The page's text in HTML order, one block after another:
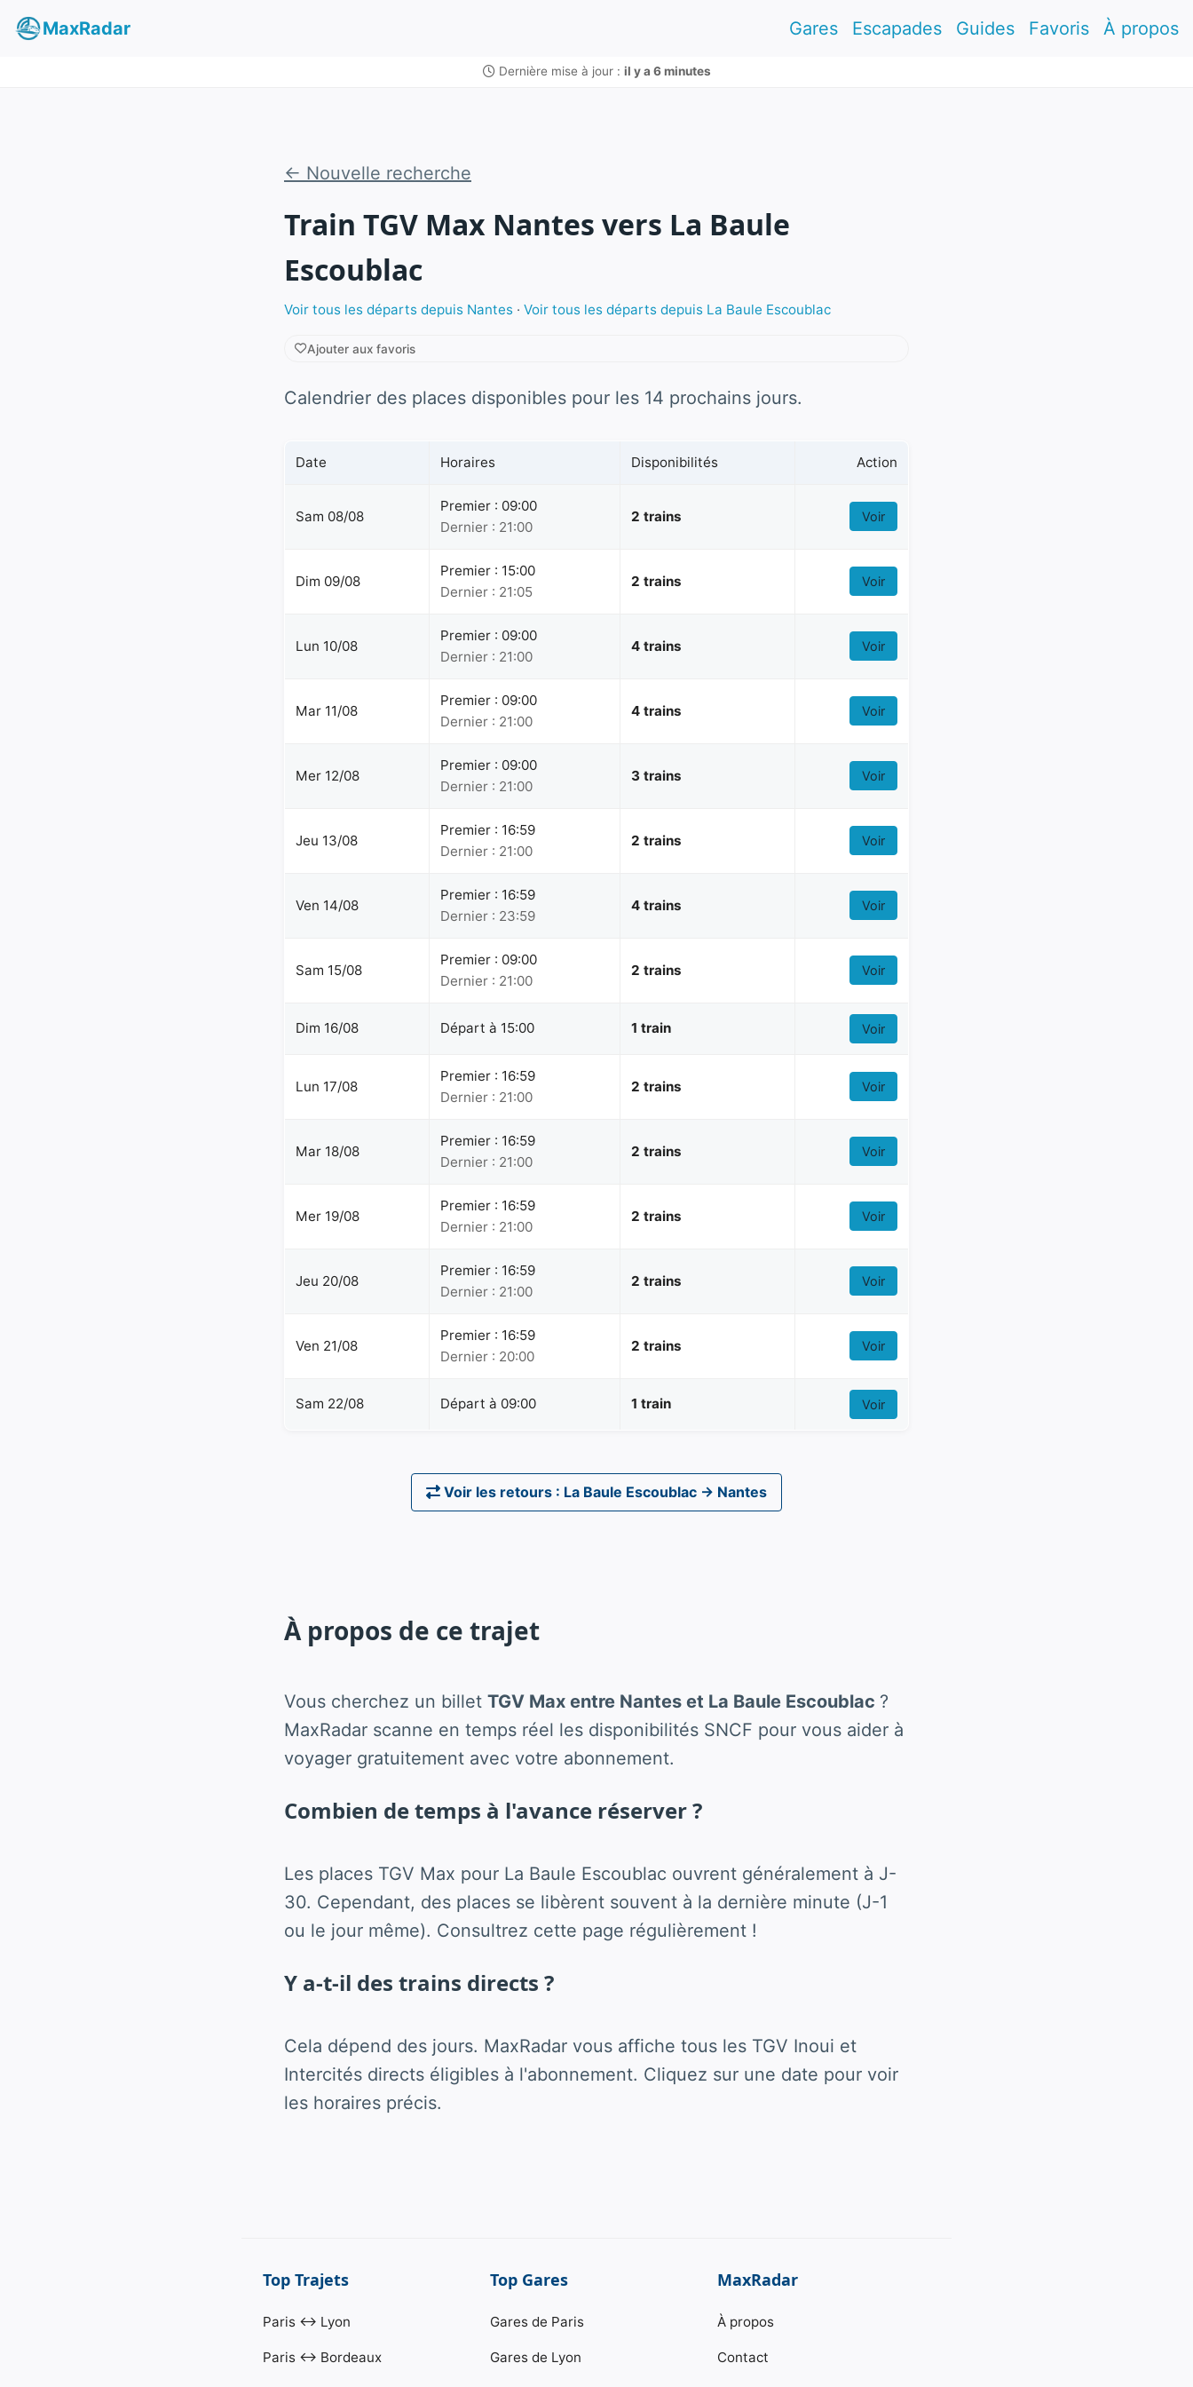
MaxRadar Gares Escapades Guides Favoris À propos
Dernière mise à jour : il y a 6 minutes
← Nouvelle recherche
Train TGV Max Nantes vers La Baule
Escoublac
Voir tous les départs depuis Nantes · Voir tous les départs depuis La Baule Escoublac
Ajouter aux favoris
Calendrier des places disponibles pour les 14 prochains jours.
Date Horaires Disponibilités Action
Sam 08/08
Premier : 09:00
Dernier : 21:00
2 trains Voir
Dim 09/08
Premier : 15:00
Dernier : 21:05
2 trains Voir
Lun 10/08
Premier : 09:00
Dernier : 21:00
4 trains Voir
Mar 11/08
Premier : 09:00
Dernier : 21:00
4 trains Voir
Mer 12/08
Premier : 09:00
Dernier : 21:00
3 trains Voir
Jeu 13/08
Premier : 16:59
Dernier : 21:00
2 trains Voir
Ven 14/08
Premier : 16:59
Dernier : 23:59
4 trains Voir
Sam 15/08
Premier : 09:00
Dernier : 21:00
2 trains Voir
Dim 16/08 Départ à 15:00 1 train Voir
Lun 17/08
Premier : 16:59
Dernier : 21:00
2 trains Voir
Mar 18/08
Premier : 16:59
Dernier : 21:00
2 trains Voir
Mer 19/08
Premier : 16:59
Dernier : 21:00
2 trains Voir
Jeu 20/08
Premier : 16:59
Dernier : 21:00
2 trains Voir
Ven 21/08
Premier : 16:59
Dernier : 20:00
2 trains Voir
Sam 22/08 Départ à 09:00 1 train Voir
Voir les retours : La Baule Escoublac → Nantes
À propos de ce trajet
Vous cherchez un billet TGV Max entre Nantes et La Baule Escoublac ?
MaxRadar scanne en temps réel les disponibilités SNCF pour vous aider à
voyager gratuitement avec votre abonnement.
Combien de temps à l'avance réserver ?
Les places TGV Max pour La Baule Escoublac ouvrent généralement à J-
30. Cependant, des places se libèrent souvent à la dernière minute (J-1
ou le jour même). Consultrez cette page régulièrement !
Y a-t-il des trains directs ?
Cela dépend des jours. MaxRadar vous affiche tous les TGV Inoui et
Intercités directs éligibles à l'abonnement. Cliquez sur une date pour voir
les horaires précis.
Top Trajets
Paris ↔ Lyon
Paris ↔ Bordeaux
Top Gares
Gares de Paris
Gares de Lyon
MaxRadar
À propos
Contact